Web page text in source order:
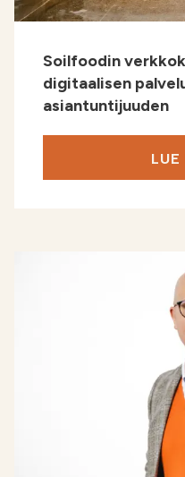
Soilfoodin
digitaalisen
asiantuntijuuden